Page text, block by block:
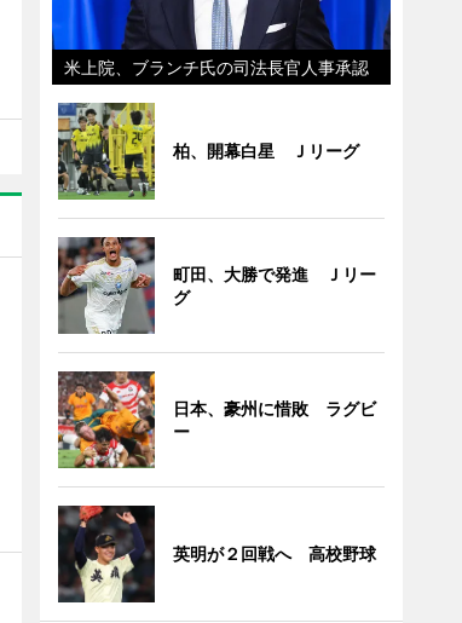
米上院、ブランチ氏の司法長官人事承認
柏、開幕白星 Ｊリーグ
町田、大勝で発進 Ｊリー
グ
日本、豪州に惜敗 ラグビ
ー
英明が２回戦へ 高校野球